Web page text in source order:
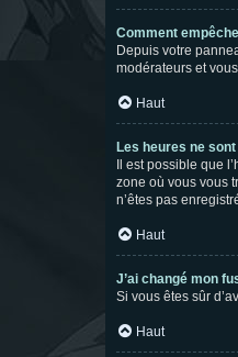
Comment
Depuis votre
modérateurs et
Haut
Les heures ne
Il est possible que
zone où vous vous
n’êtes pas
Haut
J’ai changé mon
Si vous êtes sûr
Haut